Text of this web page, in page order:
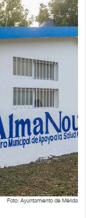
Foto: Ayuntamiento de Mérida